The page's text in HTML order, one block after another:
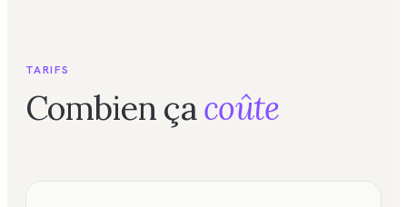
TARIFS
Combien çacoûte